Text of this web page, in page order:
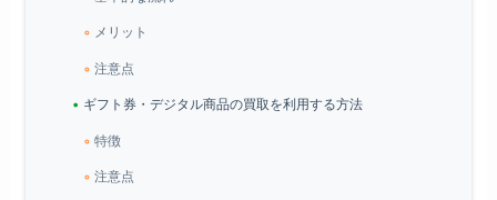
メリット
注意点
ギフト券・デジタル商品の買取を利用する方法
特徴
注意点